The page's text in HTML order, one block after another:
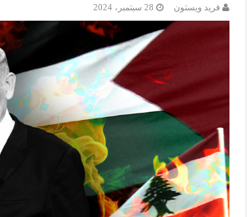
فريد ويستون 28 سبتمبر، 2024